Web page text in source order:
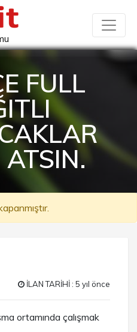
FULL
ATSIN.
İLAN TARİHİ : 5 yıl önce
ortamında çalışmak